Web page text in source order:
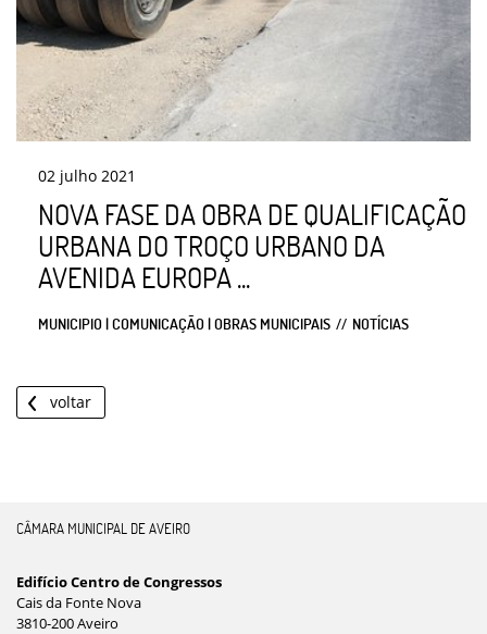
02 julho 2021
NOVA FASE DA OBRA DE QUALIFICAÇÃO
URBANA DO TROÇO URBANO DA
AVENIDA EUROPA ...
MUNICIPIO | COMUNICAÇÃO | OBRAS MUNICIPAIS NOTÍCIAS
voltar
CÂMARA MUNICIPAL DE AVEIRO
Edifício Centro de Congressos
Cais da Fonte Nova
3810-200 Aveiro